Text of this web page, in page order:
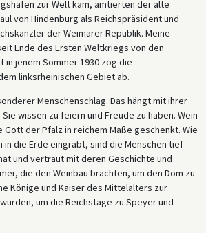
zur Welt kam, amtierten der alte
von Hindenburg als Reichspräsident und
der Weimarer Republik. Meine
Ende des Ersten Weltkriegs von den
in jenem Sommer 1930 zog die
linksrheinischen Gebiet ab.
Menschenschlag. Das hängt mit ihrer
wissen zu feiern und Freude zu haben. Wein
Gott der Pfalz in reichem Maße geschenkt. Wie
in die Erde eingräbt, sind die Menschen tief
und vertraut mit deren Geschichte und
die den Weinbau brachten, um den Dom zu
Könige und Kaiser des Mittelalters zur
um die Reichstage zu Speyer und